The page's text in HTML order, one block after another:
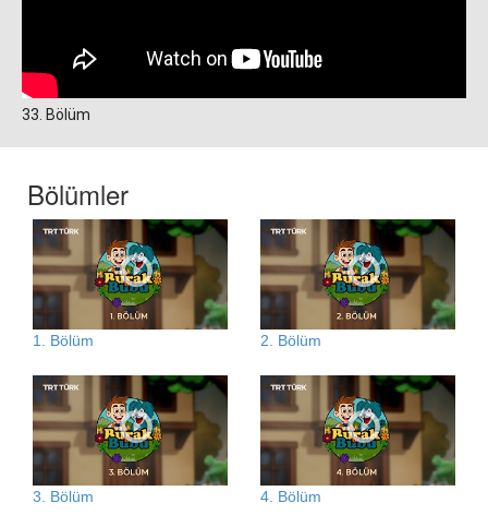
33. Bölüm
Bölümler
1. Bölüm 2. Bölüm
3. Bölüm 4. Bölüm